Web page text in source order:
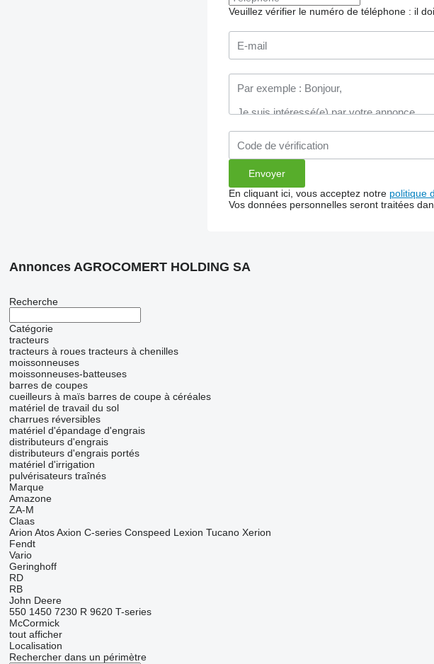
Veuillez vérifier le numéro de téléphone : il
En cliquant ici, vous acceptez notre politique
Vos données personnelles seront traitées
Annonces AGROCOMERT HOLDING SA
Recherche
Catégorie
tracteurs
tracteurs à roues tracteurs à chenilles
moissonneuses
moissonneuses-batteuses
barres de coupes
cueilleurs à maïs barres de coupe à céréales
matériel de travail du sol
charrues réversibles
matériel d'épandage d'engrais
distributeurs d'engrais
distributeurs d'engrais portés
matériel d'irrigation
pulvérisateurs traînés
Marque
Amazone
ZA-M
Claas
Arion Atos Axion C-series Conspeed Lexion Tucano Xerion
Fendt
Vario
Geringhoff
RD
RB
John Deere
550 1450 7230 R 9620 T-series
McCormick
tout afficher
Localisation
Rechercher dans un périmètre